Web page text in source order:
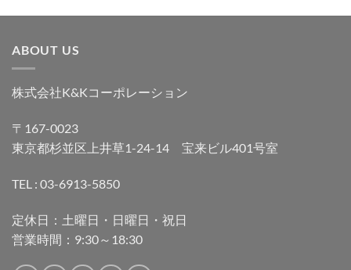
ABOUT US
株式会社K&Kコーポレーション
〒167-0023
東京都杉並区上井草1-24-14 宝来ビル401号室
TEL : 03-6913-5850
定休日：土曜日・日曜日・祝日
営業時間：9:30～18:30